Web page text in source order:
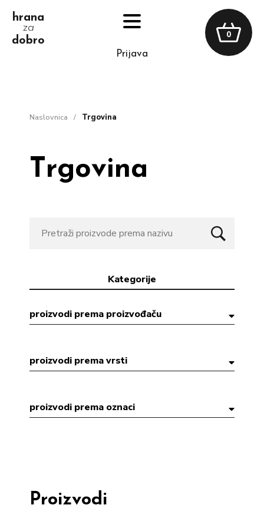
hrana
za
dobro
prijava
naslovnica / trgovina
Trgovina
Kategorije
proizvodi prema proizvođaču
proizvodi prema vrsti
proizvodi prema oznaci
Proizvodi
0